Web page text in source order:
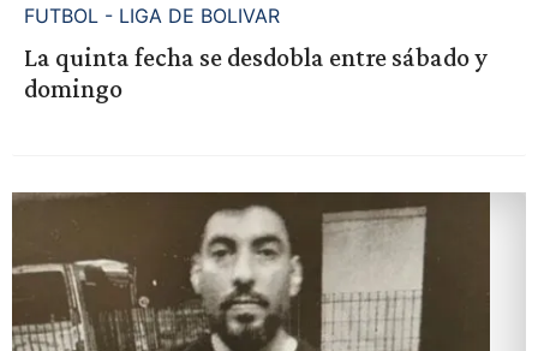
FUTBOL - LIGA DE BOLIVAR
La quinta fecha se desdobla entre sábado y
domingo